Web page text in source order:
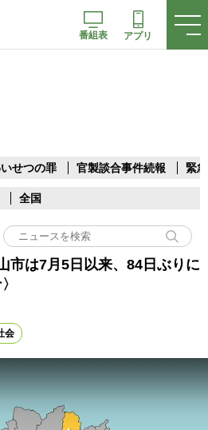
番組表 アプリ
せつの罪 官製談合事件続報 緊
全国
は7月5日以来、84日ぶりに
会